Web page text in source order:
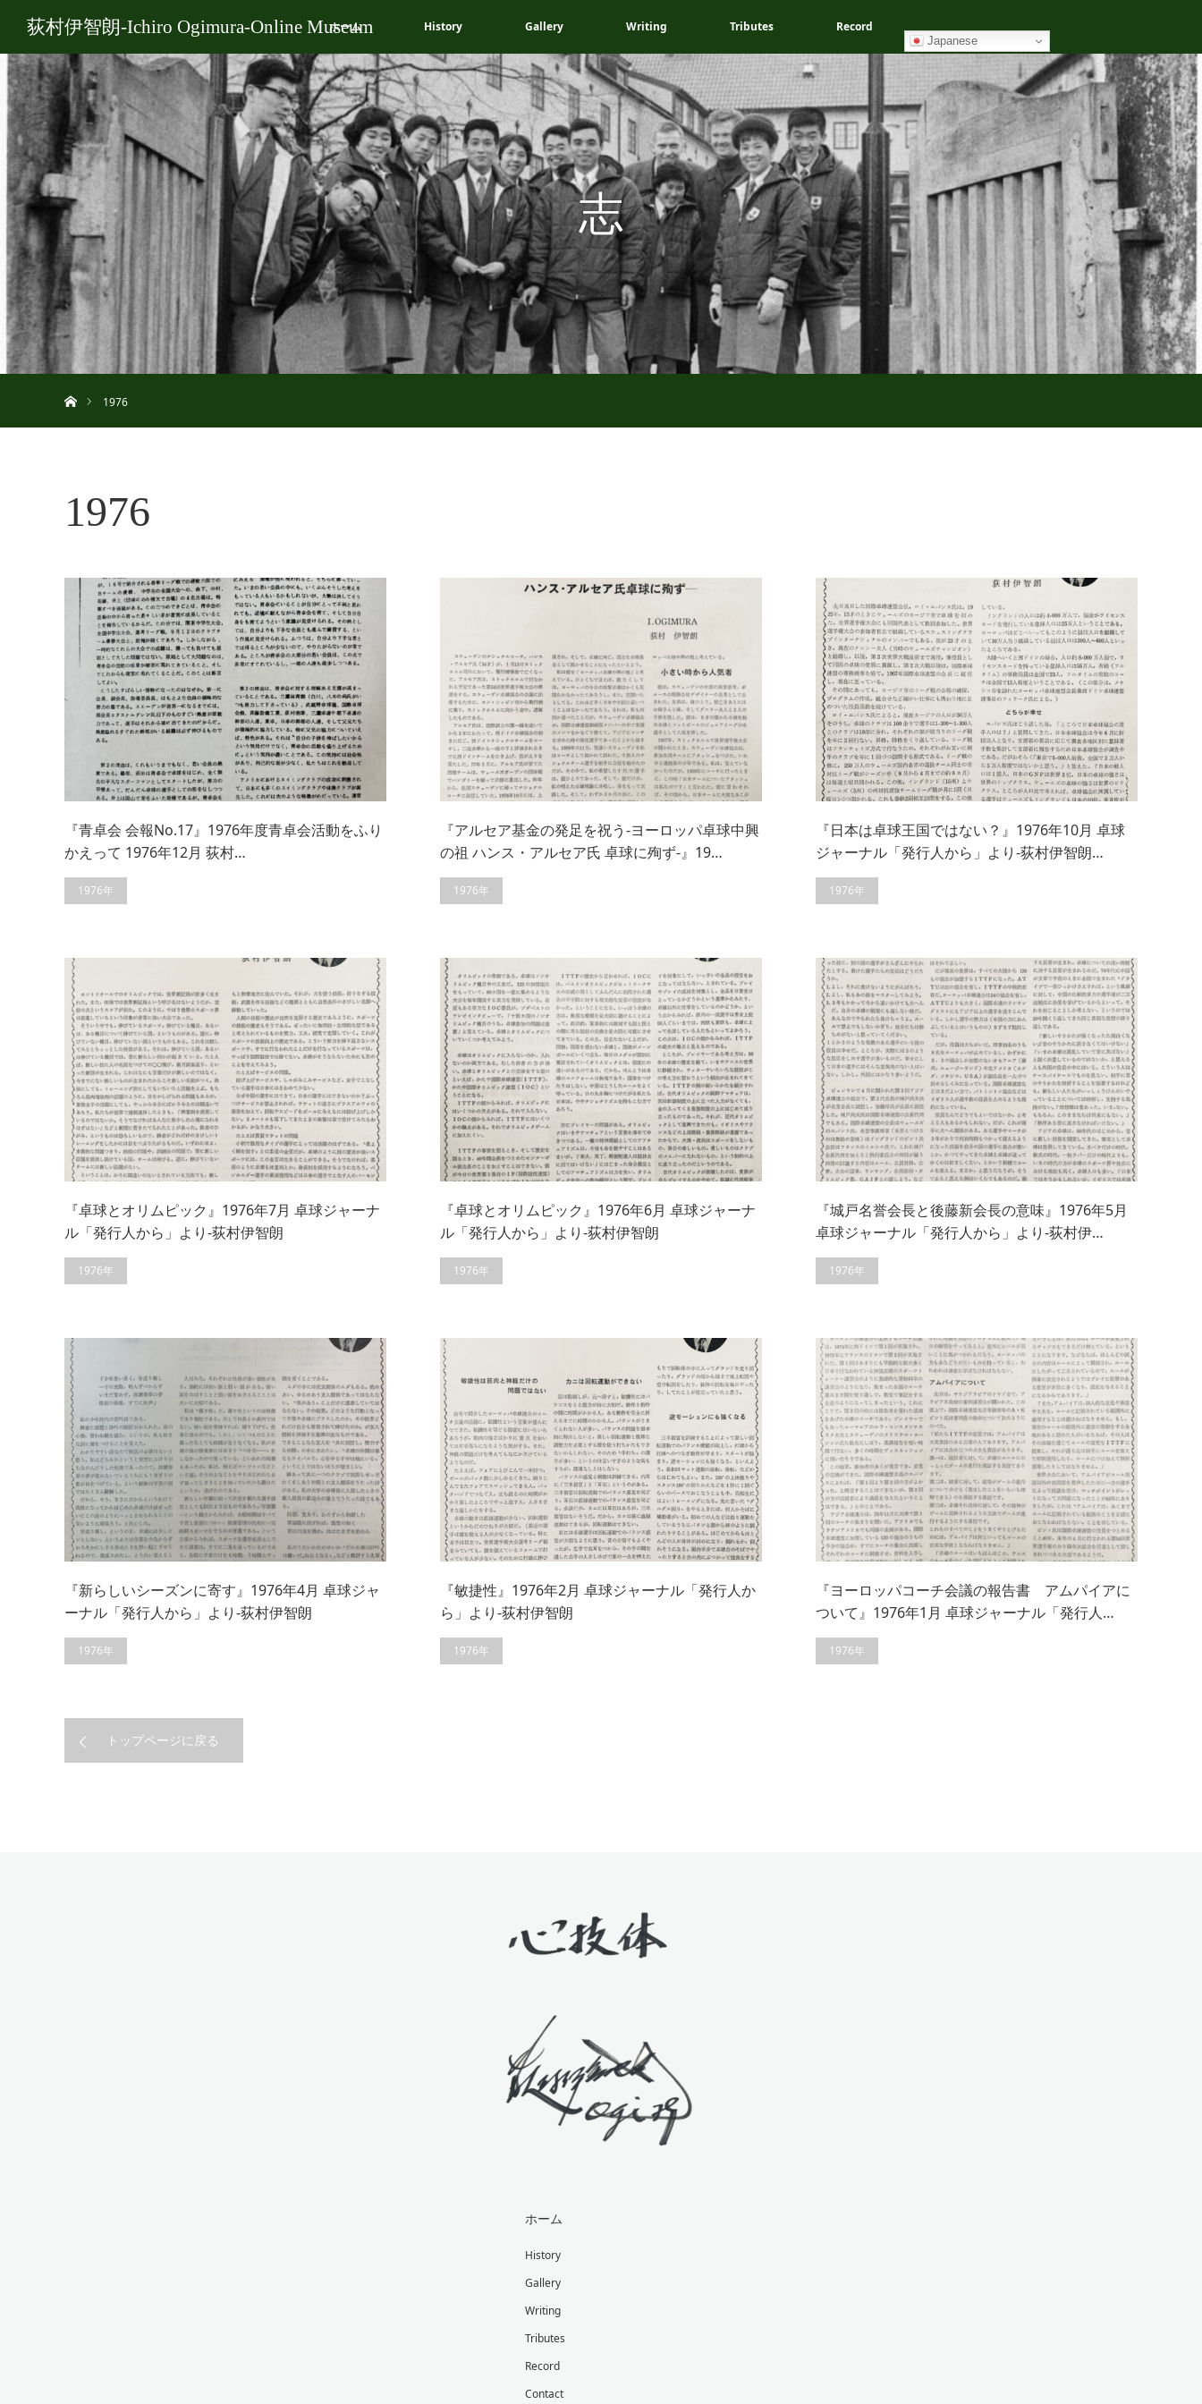
荻村伊智朗-Ichiro Ogimura-Online Museum
ホーム History Gallery Writing Tributes Record
Japanese
志
1976
1976
『青卓会 会報No.17』1976年度青卓会活動をふり
かえって 1976年12月 荻村…
1976年
『アルセア基金の発足を祝う-ヨーロッパ卓球中興
の祖 ハンス・アルセア氏 卓球に殉ず-』19…
1976年
『日本は卓球王国ではない？』1976年10月 卓球
ジャーナル「発行人から」より-荻村伊智朗…
1976年
『卓球とオリムピック』1976年7月 卓球ジャーナ
ル「発行人から」より-荻村伊智朗
1976年
『卓球とオリムピック』1976年6月 卓球ジャーナ
ル「発行人から」より-荻村伊智朗
1976年
『城戸名誉会長と後藤新会長の意味』1976年5月
卓球ジャーナル「発行人から」より-荻村伊…
1976年
『新らしいシーズンに寄す』1976年4月 卓球ジャ
ーナル「発行人から」より-荻村伊智朗
1976年
『敏捷性』1976年2月 卓球ジャーナル「発行人か
ら」より-荻村伊智朗
1976年
『ヨーロッパコーチ会議の報告書 アムパイアに
ついて』1976年1月 卓球ジャーナル「発行人…
1976年
トップページに戻る
ホーム
History
Gallery
Writing
Tributes
Record
Contact